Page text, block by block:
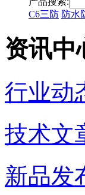
C6三防 防水
资讯中
行业动
技术文
新品发